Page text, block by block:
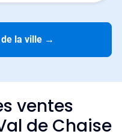
la ville →
ventes
de Chaise